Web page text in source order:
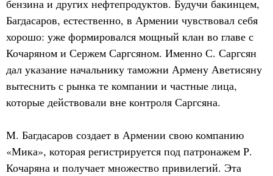
бензина и других нефтепродуктов. Будучи бакинцем,
Багдасаров, естественно, в Армении чувствовал себя
хорошо: уже формировался мощный клан во главе с
Кочаряном и Сержем Саргсяном. Именно С. Саргсян
дал указание начальнику таможни Армену Аветисяну
вытеснить с рынка те компании и частные лица,
которые действовали вне контроля Саргсяна.
М. Багдасаров создает в Армении свою компанию
«Мика», которая регистрируется под патронажем Р.
Кочаряна и получает множество привилегий. Эта